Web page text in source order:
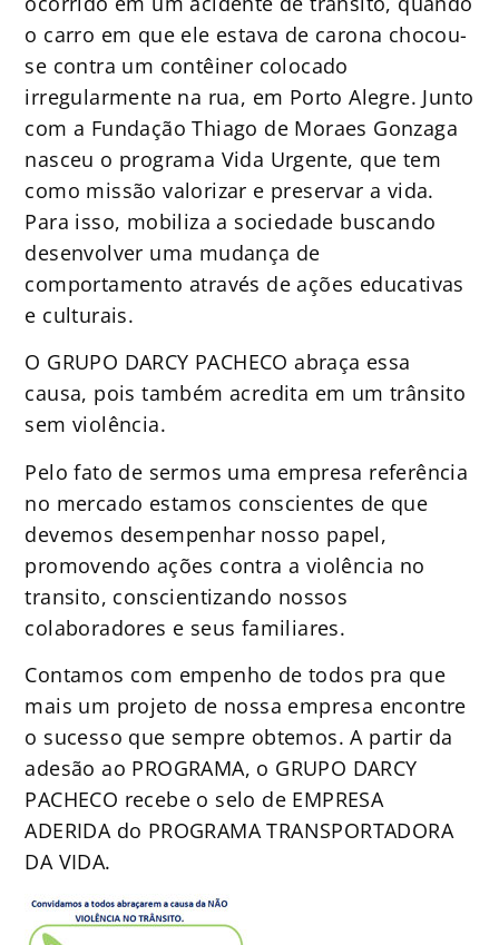
o carro em que ele estava de carona chocou-
se contra um contêiner colocado
irregularmente na rua, em Porto Alegre. Junto
com a Fundação Thiago de Moraes Gonzaga
nasceu o programa Vida Urgente, que tem
como missão valorizar e preservar a vida.
Para isso, mobiliza a sociedade buscando
desenvolver uma mudança de
comportamento através de ações educativas
e culturais.
O GRUPO DARCY PACHECO abraça essa
causa, pois também acredita em um trânsito
sem violência.
Pelo fato de sermos uma empresa referência
no mercado estamos conscientes de que
devemos desempenhar nosso papel,
promovendo ações contra a violência no
transito, conscientizando nossos
colaboradores e seus familiares.
Contamos com empenho de todos pra que
mais um projeto de nossa empresa encontre
o sucesso que sempre obtemos. A partir da
adesão ao PROGRAMA, o GRUPO DARCY
PACHECO recebe o selo de EMPRESA
ADERIDA do PROGRAMA TRANSPORTADORA
DA VIDA.